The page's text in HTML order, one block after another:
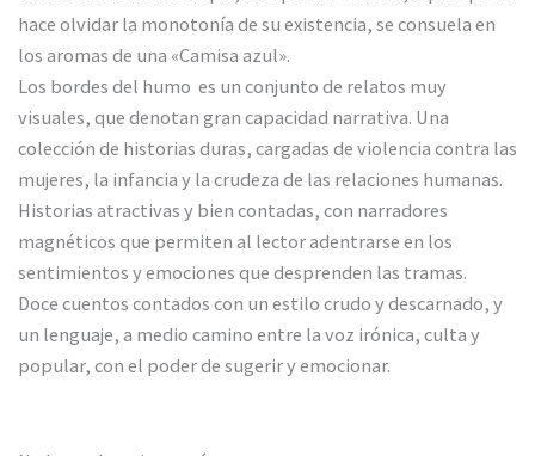
hace olvidar la monotonía de su existencia, se consuela en
los aromas de una «Camisa azul».
Los bordes del humo es un conjunto de relatos muy
visuales, que denotan gran capacidad narrativa. Una
colección de historias duras, cargadas de violencia contra las
mujeres, la infancia y la crudeza de las relaciones humanas.
Historias atractivas y bien contadas, con narradores
magnéticos que permiten al lector adentrarse en los
sentimientos y emociones que desprenden las tramas.
Doce cuentos contados con un estilo crudo y descarnado, y
un lenguaje, a medio camino entre la voz irónica, culta y
popular, con el poder de sugerir y emocionar.